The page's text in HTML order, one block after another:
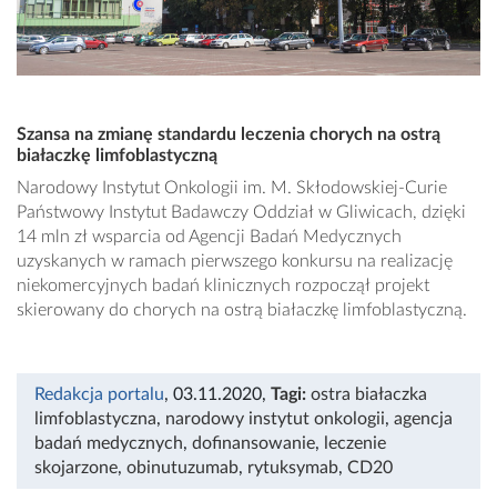
Szansa na zmianę standardu leczenia chorych na ostrą
białaczkę limfoblastyczną
Narodowy Instytut Onkologii im. M. Skłodowskiej-Curie
Państwowy Instytut Badawczy Oddział w Gliwicach, dzięki
14 mln zł wsparcia od Agencji Badań Medycznych
uzyskanych w ramach pierwszego konkursu na realizację
niekomercyjnych badań klinicznych rozpoczął projekt
skierowany do chorych na ostrą białaczkę limfoblastyczną.
Redakcja portalu, 03.11.2020, Tagi: ostra białaczka
limfoblastyczna, narodowy instytut onkologii, agencja
badań medycznych, dofinansowanie, leczenie
skojarzone, obinutuzumab, rytuksymab, CD20